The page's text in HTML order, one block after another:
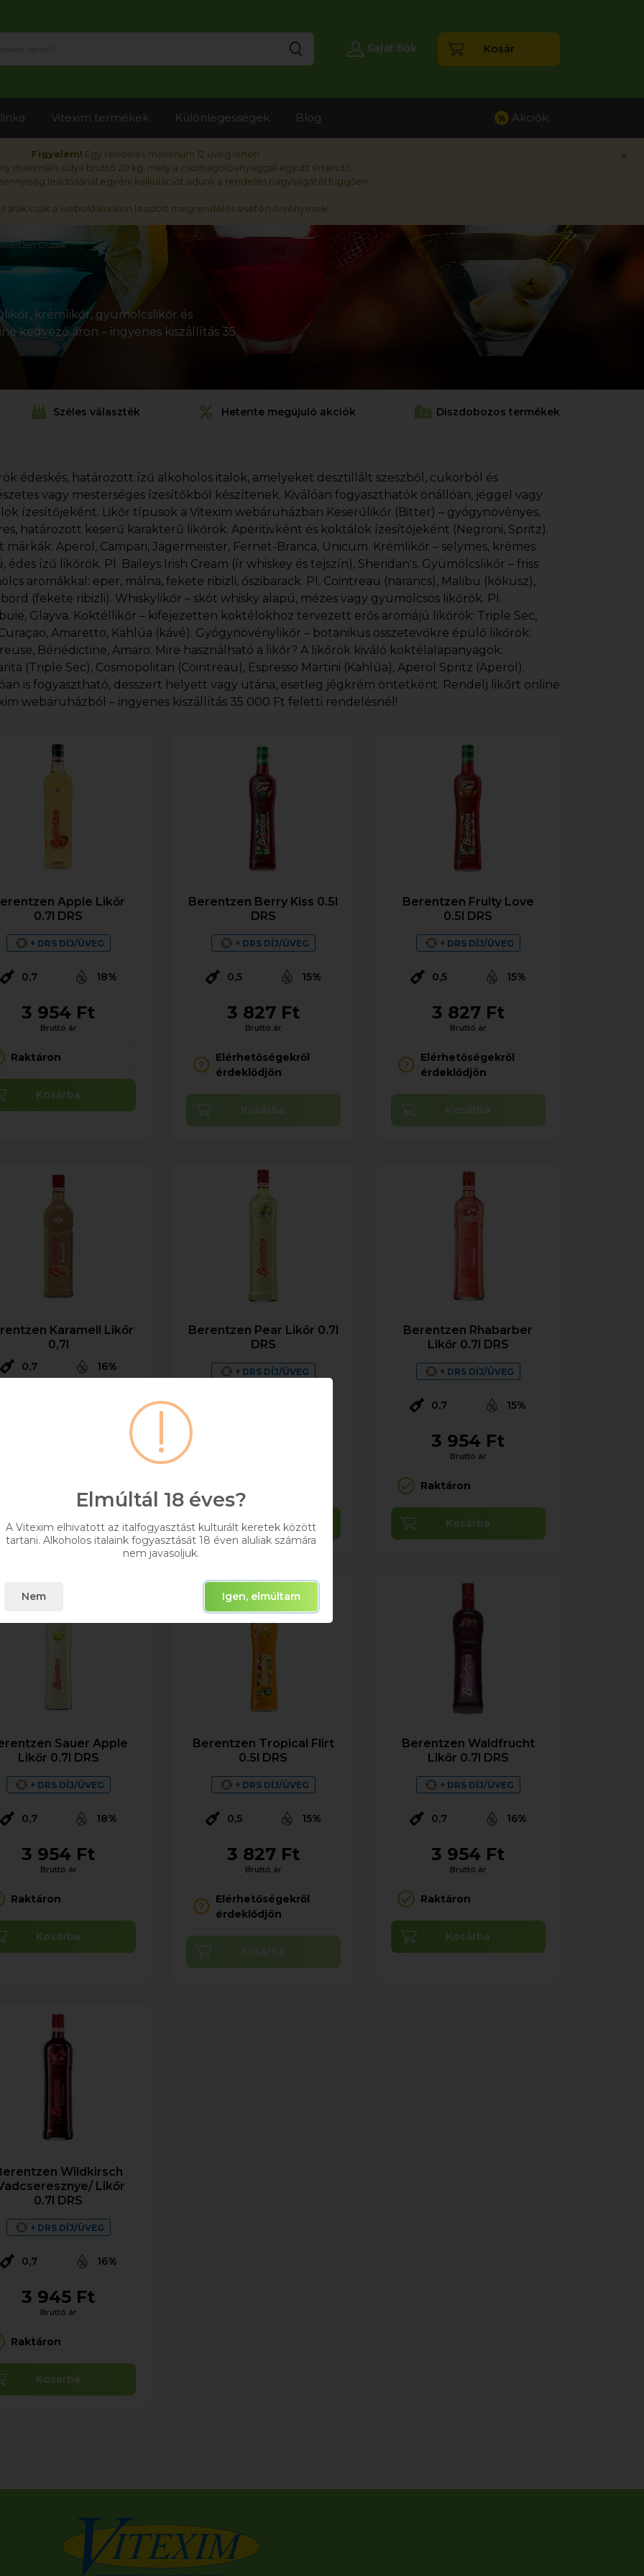
Figyelem! Egy rendelés maximum 12 üveg lehet!
maximális súlya bruttó 20 kg, mely a csomagolóanyaggal együtt értendő.
leadásánál egyéni kalkulációt adunk a rendelés nagyságától függően.
árak csak a weboldalunkon leadott megrendelés esetén érvényesek!
Saját fiók Kosár
Vitexim termékek Különlegességek Blog % Akciók
Gruppe
krémlikőr, gyümölcslikőr és
kedvező áron – ingyenes kiszállítás 35
Széles választék Hetente megújuló akciók Diszdobozos termékek
édeskés, határozott ízű alkoholos italok, amelyeket desztillált szeszből, cukorból és
vagy mesterséges ízesítőkből készítenek. Kiválóan fogyaszthatók önállóan, jéggel vagy
ízesítőjeként. Likőr típusok a Vitexim webáruházban Keserűlikőr (Bitter) – gyógynövényes,
határozott keserű karakterű likőrök. Aperitivként és koktálok ízesítőjeként (Negroni, Spritz).
márkák: Aperol, Campari, Jägermeister, Fernet-Branca, Unicum. Krémlikőr – selymes, krémes
édes ízű likőrök. Pl. Baileys Irish Cream (ír whiskey és tejszín), Sheridan's. Gyümölcslikőr – friss
aromákkal: eper, málna, fekete ribizli, őszibarack. Pl. Cointreau (narancs), Malibu (kókusz),
(fekete ribizli). Whiskylikőr – skót whisky alapú, mézes vagy gyümölcsös likőrök. Pl.
Glayva. Koktéllikőr – kifejezetten koktélokhoz tervezett erős aromájú likőrök: Triple Sec,
Amaretto, Kahlúa (kávé). Gyógynövénylikőr – botanikus összetevőkre épülő likőrök:
Bénédictine, Amaro. Mire használható a likőr? A likőrök kiváló koktélalapanyagok:
(Triple Sec), Cosmopolitan (Cointreau), Espresso Martini (Kahlúa), Aperol Spritz (Aperol).
is fogyasztható, desszert helyett vagy utána, esetleg jégkrém öntetként. Rendelj likőrt online
webáruházból – ingyenes kiszállítás 35 000 Ft feletti rendelésnél!
Apple Likőr
0.7l DRS
+ DRS DÍJ/ÜVEG
0,7 18%
3 954 Ft
Bruttó ár
Raktáron
Kosárba
Berentzen Berry Kiss 0.5l
DRS
+ DRS DÍJ/ÜVEG
0,5 15%
3 827 Ft
Bruttó ár
Elérhetőségekről
érdeklődjön
Kosárba
Berentzen Fruity Love
0.5l DRS
+ DRS DÍJ/ÜVEG
0,5 15%
3 827 Ft
Bruttó ár
Elérhetőségekről
érdeklődjön
Kosárba
Karamell Likőr
0,7l
0,7 16%
Berentzen Pear Likőr 0.7l
DRS
+ DRS DÍJ/ÜVEG
Kosárba
Berentzen Rhabarber
Likőr 0.7l DRS
+ DRS DÍJ/ÜVEG
0,7 15%
3 954 Ft
Bruttó ár
Raktáron
Kosárba
Sauer Apple
Likőr 0.7l DRS
+ DRS DÍJ/ÜVEG
0,7 18%
3 954 Ft
Bruttó ár
Raktáron
Kosárba
Berentzen Tropical Flirt
0.5l DRS
+ DRS DÍJ/ÜVEG
0,5 15%
3 827 Ft
Bruttó ár
Elérhetőségekről
érdeklődjön
Kosárba
Berentzen Waldfrucht
Likőr 0.7l DRS
+ DRS DÍJ/ÜVEG
0,7 16%
3 954 Ft
Bruttó ár
Raktáron
Kosárba
Wildkirsch
Likőr
0.7l DRS
+ DRS DÍJ/ÜVEG
0,7 16%
3 945 Ft
Bruttó ár
Raktáron
Kosárba
Elmúltál 18 éves?
A Vitexim elhivatott az italfogyasztást kulturált keretek között
tartani. Alkoholos italaink fogyasztását 18 éven aluliak számára
nem javasoljuk.
Nem Igen, elmúltam